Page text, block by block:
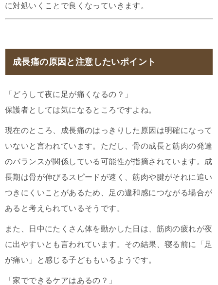
に対処いくことで良くなっていきます。
成長痛の原因と注意したいポイント
「どうして夜に足が痛くなるの？」
保護者としては気になるところですよね。
現在のところ、成長痛のはっきりした原因は明確になって
いないと言われています。ただし、骨の成長と筋肉の発達
のバランスが関係している可能性が指摘されています。成
長期は骨が伸びるスピードが速く、筋肉や腱がそれに追い
つきにくいことがあるため、足の違和感につながる場合が
あると考えられているそうです。
また、日中にたくさん体を動かした日は、筋肉の疲れが夜
に出やすいとも言われています。その結果、寝る前に「足
が痛い」と感じる子どももいるようです。
「家でできるケアはあるの？」